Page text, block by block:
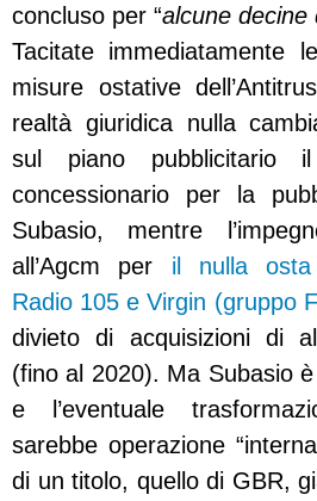
concluso per “alcune decine
Tacitate immediatamente
misure ostative
realtà giuridica nulla
sul piano pubblicitario
concessionario per la
Subasio, mentre
all’Agcm per il nulla osta
Radio 105 e Virgin (gruppo
divieto di acquisizioni di
(fino al 2020). Ma Subasio
e l’eventuale
sarebbe operazione
di un titolo, quello di GBR,